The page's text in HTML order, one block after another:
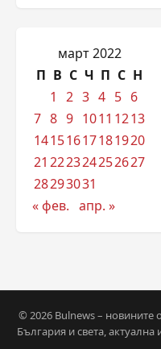
март 2022
П В С Ч П С Н
1
2 3 4 5 6
7 8 9 1011 1213
14151617181920
21 222324252627
28293031
« фев. апр. »
© 2026 Bulnews – новините
България и света,